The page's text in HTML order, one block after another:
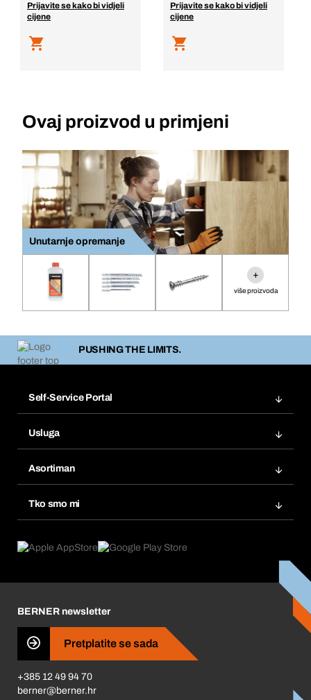
Prijavite se kako bi vidjeli
cijene
Prijavite se kako bi vidjeli
cijene
Ovaj proizvod u primjeni
Unutarnje opremanje
+
više proizvoda
PUSHING THE LIMITS.
Self-Service Portal
Popisi želja
Ponovno naručivanje
Pretplate
Usluga
Tražitelji proizvoda
Asortiman
Tko smo mi
Što nas pokreće
Business Conduct
BERNER newsletter
Pretplatite se sada
+385 12 49 94 70
berner@berner.hr